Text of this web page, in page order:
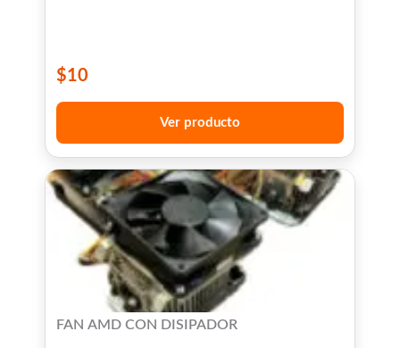
$10
Ver producto
FAN AMD CON DISIPADOR